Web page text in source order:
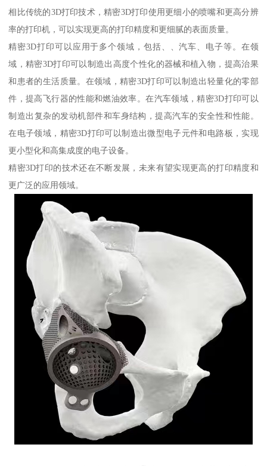
相比传统的3D打印技术，精密3D打印使用更细小的喷嘴和更高分辨
率的打印机，可以实现更高的打印精度和更细腻的表面质量。
精密3D打印可以应用于多个领域，包括、、汽车、电子等。在领
域，精密3D打印可以制造出高度个性化的器械和植入物，提高治果
和患者的生活质量。在领域，精密3D打印可以制造出轻量化的零部
件，提高飞行器的性能和燃油效率。在汽车领域，精密3D打印可以
制造出复杂的发动机部件和车身结构，提高汽车的安全性和性能。
在电子领域，精密3D打印可以制造出微型电子元件和电路板，实现
更小型化和高集成度的电子设备。
精密3D打印的技术还在不断发展，未来有望实现更高的打印精度和
更广泛的应用领域。